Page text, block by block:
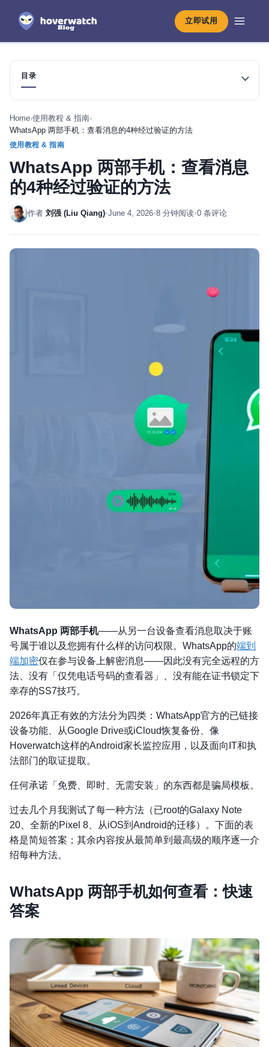
立即试用
目录
Home›使用教程 & 指南›
WhatsApp 两部手机：查看消息的4种经过验证的方法
使用教程 & 指南
WhatsApp 两部手机：查看消息
的4种经过验证的方法
作者 刘强 (Liu Qiang)•June 4, 2026•8 分钟阅读•0 条评论
WhatsApp 两部手机——从另一台设备查看消息取决于账
号属于谁以及您拥有什么样的访问权限。WhatsApp的端到
端加密仅在参与设备上解密消息——因此没有完全远程的方
法、没有「仅凭电话号码的查看器」、没有能在证书锁定下
幸存的SS7技巧。
2026年真正有效的方法分为四类：WhatsApp官方的已链接
设备功能、从Google Drive或iCloud恢复备份、像
Hoverwatch这样的Android家长监控应用，以及面向IT和执
法部门的取证提取。
任何承诺「免费、即时、无需安装」的东西都是骗局模板。
过去几个月我测试了每一种方法（已root的Galaxy Note
20、全新的Pixel 8、从iOS到Android的迁移）。下面的表
格是简短答案；其余内容按从最简单到最高级的顺序逐一介
绍每种方法。
WhatsApp 两部手机如何查看：快速
答案